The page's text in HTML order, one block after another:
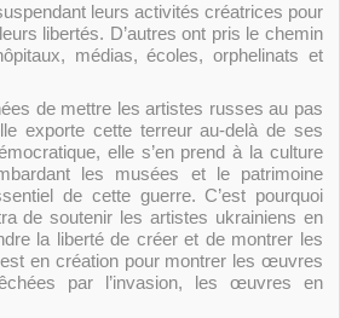
leurs activités créatrices pour
libertés. D’autres ont pris le chemin
médias, écoles, orphelinats et
de mettre les artistes russes au pas
exporte cette terreur au-delà de ses
elle s’en prend à la culture
les musées et le patrimoine
de cette guerre. C’est pourquoi
de soutenir les artistes ukrainiens en
la liberté de créer et de montrer les
en création pour montrer les œuvres
par l’invasion, les œuvres en